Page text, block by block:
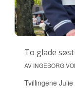
To glade
AV INGEBORG
Tvillingene